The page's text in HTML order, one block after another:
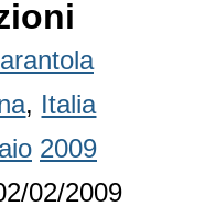
, Italia
2009
02/2009